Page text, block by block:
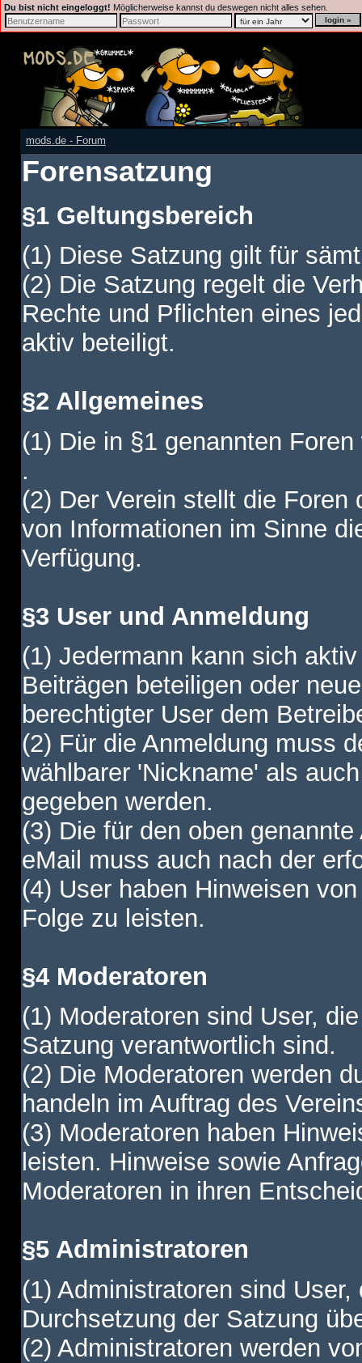
Du bist nicht eingeloggt! Möglicherweise kannst du deswegen nicht alles sehen.
mods.de - Forum
Forensatzung
§1 Geltungsbereich
(1) Diese Satzung gilt für
(2) Die Satzung regelt die
Rechte und Pflichten eines
aktiv beteiligt.
§2 Allgemeines
(1) Die in §1 genannten
.
(2) Der Verein stellt die
von Informationen im Sinne
Verfügung.
§3 User und Anmeldung
(1) Jedermann kann sich
Beiträgen beteiligen oder
berechtigter User dem
(2) Für die Anmeldung muss
wählbarer 'Nickname' als
gegeben werden.
(3) Die für den oben
eMail muss auch nach der
(4) User haben Hinweisen
Folge zu leisten.
§4 Moderatoren
(1) Moderatoren sind User,
Satzung verantwortlich sind.
(2) Die Moderatoren werden
handeln im Auftrag des
(3) Moderatoren haben
leisten. Hinweise sowie
Moderatoren in ihren
§5 Administratoren
(1) Administratoren sind
Durchsetzung der Satzung
(2) Administratoren werden